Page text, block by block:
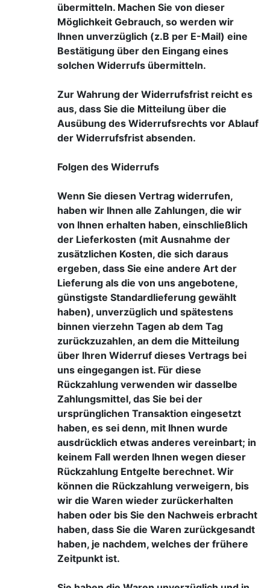
übermitteln. Machen Sie von dieser
Möglichkeit Gebrauch, so werden wir
Ihnen unverzüglich (z.B per E-Mail) eine
Bestätigung über den Eingang eines
solchen Widerrufs übermitteln.
Zur Wahrung der Widerrufsfrist reicht es
aus, dass Sie die Mitteilung über die
Ausübung des Widerrufsrechts vor Ablauf
der Widerrufsfrist absenden.
Folgen des Widerrufs
Wenn Sie diesen Vertrag widerrufen,
haben wir Ihnen alle Zahlungen, die wir
von Ihnen erhalten haben, einschließlich
der Lieferkosten (mit Ausnahme der
zusätzlichen Kosten, die sich daraus
ergeben, dass Sie eine andere Art der
Lieferung als die von uns angebotene,
günstigste Standardlieferung gewählt
haben), unverzüglich und spätestens
binnen vierzehn Tagen ab dem Tag
zurückzuzahlen, an dem die Mitteilung
über Ihren Widerruf dieses Vertrags bei
uns eingegangen ist. Für diese
Rückzahlung verwenden wir dasselbe
Zahlungsmittel, das Sie bei der
ursprünglichen Transaktion eingesetzt
haben, es sei denn, mit Ihnen wurde
ausdrücklich etwas anderes vereinbart; in
keinem Fall werden Ihnen wegen dieser
Rückzahlung Entgelte berechnet. Wir
können die Rückzahlung verweigern, bis
wir die Waren wieder zurückerhalten
haben oder bis Sie den Nachweis erbracht
haben, dass Sie die Waren zurückgesandt
haben, je nachdem, welches der frühere
Zeitpunkt ist.